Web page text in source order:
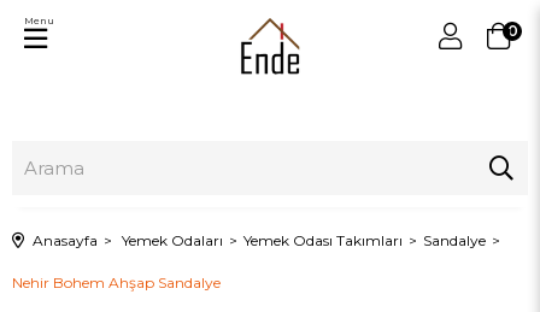
0
Menu
Anasayfa Yemek Odaları Yemek Odası Takımları Sandalye
Nehir Bohem Ahşap Sandalye